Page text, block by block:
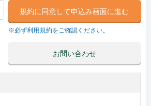
規約に同意して申込み画面に進む
※必ず利用規約をご確認ください。
お問い合わせ